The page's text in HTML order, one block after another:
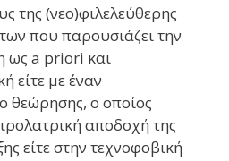
της (νεο)φιλελεύθερης
που παρουσιάζει την
ως a priori και
είτε με έναν
θεώρησης, ο οποίος
αποδοχή της
είτε στην τεχνοφοβική